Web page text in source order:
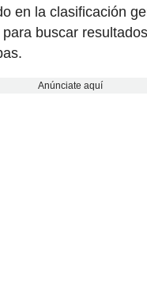
en la clasificación
buscar
Anúnciate aquí